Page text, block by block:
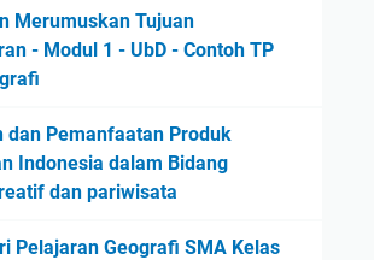
Merumuskan Tujuan
- Modul 1 - UbD - Contoh TP
dan Pemanfaatan Produk
Indonesia dalam Bidang
dan pariwisata
Pelajaran Geografi SMA Kelas